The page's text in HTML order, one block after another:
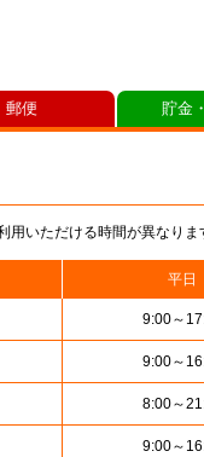
いただける時間が異なり
平日
9:00～
9:00～
8:00～
9:00～
郵便 貯金